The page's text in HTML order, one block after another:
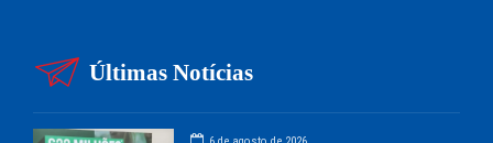
Últimas Notícias